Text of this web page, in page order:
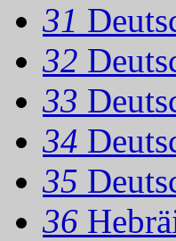
31
32
33
34
35
36